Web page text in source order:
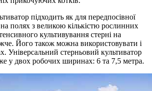
підходить як для передпосівної
полях з великою кількістю рослинних
культивування стерні на
Його також можна використовувати і
Універсальний стерньовий культиватор
у двох робочих ширинах: 6 та 7,5 метра.